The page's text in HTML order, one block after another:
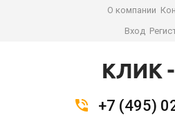
О компании
Вход
+7 (495)